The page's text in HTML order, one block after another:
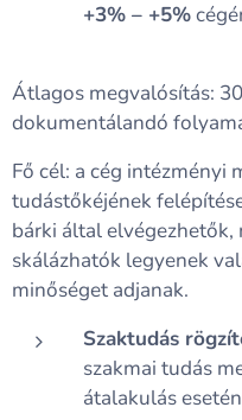
+3% – +5%
Átlagos megvalósítás:
dokumentálandó
Fő cél: a cég intézményi
tudástőkéjének
bárki által
skálázhatók legyenek
minőséget adjanak.
Szaktudás
szakmai tudás
átalakulás